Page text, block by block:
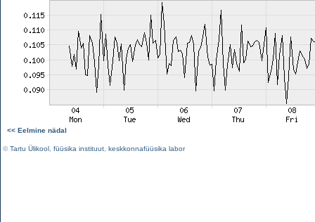
<< Eelmine nädal
©Tartu Ülikool füüsika instituut keskkonnafüüsika labor